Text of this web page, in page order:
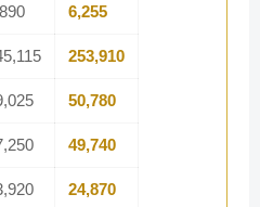
6,255
253,910
50,780
49,740
24,870